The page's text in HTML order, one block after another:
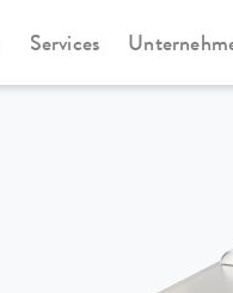
Services